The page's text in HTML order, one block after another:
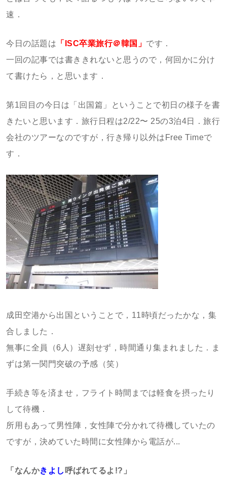
速．
今日の話題は 「ISC卒業旅行＠韓国」 です．
一回の記事では書ききれないと思うので，何回かに分け
て書けたら，と思います．
第1回目の今日は「出国篇」ということで初日の様子を書
きたいと思います．旅行日程は2/22〜 25の3泊4日．旅行
会社のツアーなのですが，行き帰り以外はFree Timeで
す．
成田空港から出国ということで，11時頃だったかな，集
合しました．
無事に全員（6人）遅刻せず，時間通り集まれました．ま
ずは第一関門突破の予感（笑）
手続き等を済ませ，フライト時間までは軽食を摂ったり
して待機．
所用もあって男性陣，女性陣で分かれて待機していたの
ですが，決めていた時間に女性陣から電話が...
「なんかきよし 呼ばれてるよ!?」